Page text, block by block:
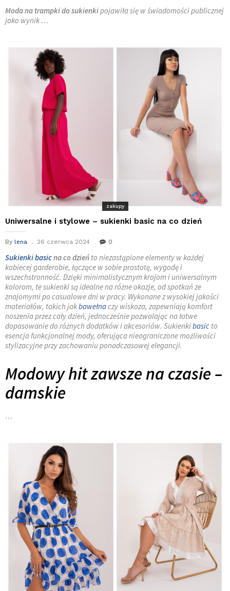
Moda na trampki do sukienkipojawiła się w świadomości publicznej
jako wynik …
zakupy
Uniwersalne i stylowe – sukienki basic na co dzień
By lena 26 czerwca 2024 0
Sukienki basicna co dzień to niezastąpione elementy w każdej
kobiecej garderobie, łączące w sobie prostotę, wygodę i
wszechstronność. Dzięki minimalistycznym krojom i uniwersalnym
kolorom, te sukienki są idealne na różne okazje, od spotkań ze
znajomymi po casualowe dni w pracy. Wykonane z wysokiej jakości
materiałów, takich jakbawełnaczy wiskoza, zapewniają komfort
noszenia przez cały dzień, jednocześnie pozwalając na łatwe
dopasowanie do różnych dodatków i akcesoriów. Sukienkibasic to
esencja funkcjonalnej mody, oferująca nieograniczone możliwości
stylizacyjne przy zachowaniu ponadczasowej elegancji.
Modowy hit zawsze na czasie –
damskie
…